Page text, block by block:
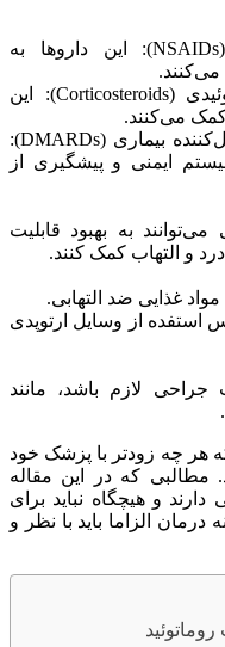
-ضدالتهاب‌های غیراستروئیدی (NSAIDs): این داروها به
– داروهای مضاد التهاب استروئیدی (Corticosteroids): این
کمک می‌کنند.
– داروهای ضدروماتیسمایی تعدیل‌کننده بیماری (DMARDs):
ایمنی و پیشگیری از
به بهبود قابلیت
و التهاب کمک کنند.
غذایی ضد التهابی.
از وسایل ارتوپدی
لازم باشد، مانند
هر چه زودتر با پزشک خود
که در این مقاله
و هیچگاه نباید برای
الزاما باید با نظر و